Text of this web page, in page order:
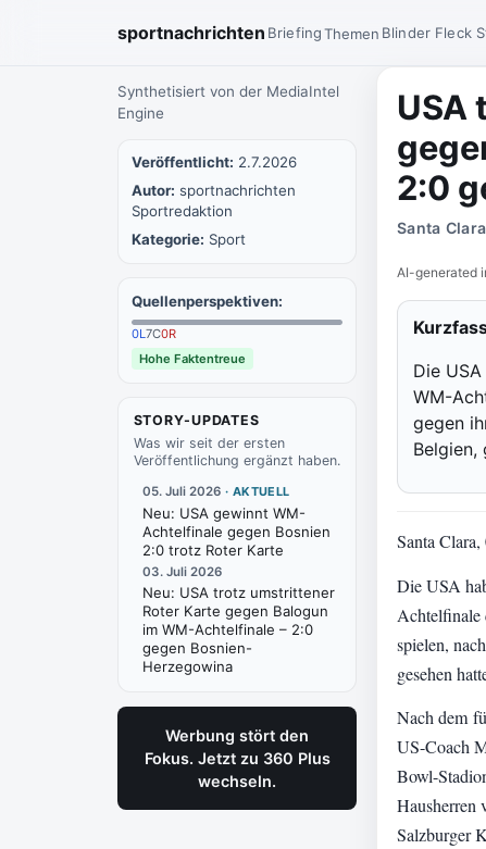
sportnachrichten BriefingThemen Blinder Fleck
Synthetisiert von der MediaIntel
Engine
Veröffentlicht: 2.7.2026
Autor: sportnachrichten
Sportredaktion
Kategorie: Sport
Quellenperspektiven:
0L 7C0R
Hohe Faktentreue
STORY-UPDATES
Was wir seit der ersten
Veröffentlichung ergänzt haben.
05. Juli 2026 · AKTUELL
Neu: USA gewinnt WM-
Achtelfinale gegen Bosnien
2:0 trotz Roter Karte
03. Juli 2026
Neu: USA trotz umstrittener
Roter Karte gegen Balogun
im WM-Achtelfinale – 2:0
gegen Bosnien-
Herzegowina
Werbung stört den
Fokus. Jetzt zu 360 Plus
wechseln.
USA
2:0
Santa
AI-generated
Die
WM-
gegen
Belgien,
Santa
Die USA
Achtelfinale
spielen,
gesehen
Nach dem
US-Coach
Bowl-
Hausherren
Salzburger